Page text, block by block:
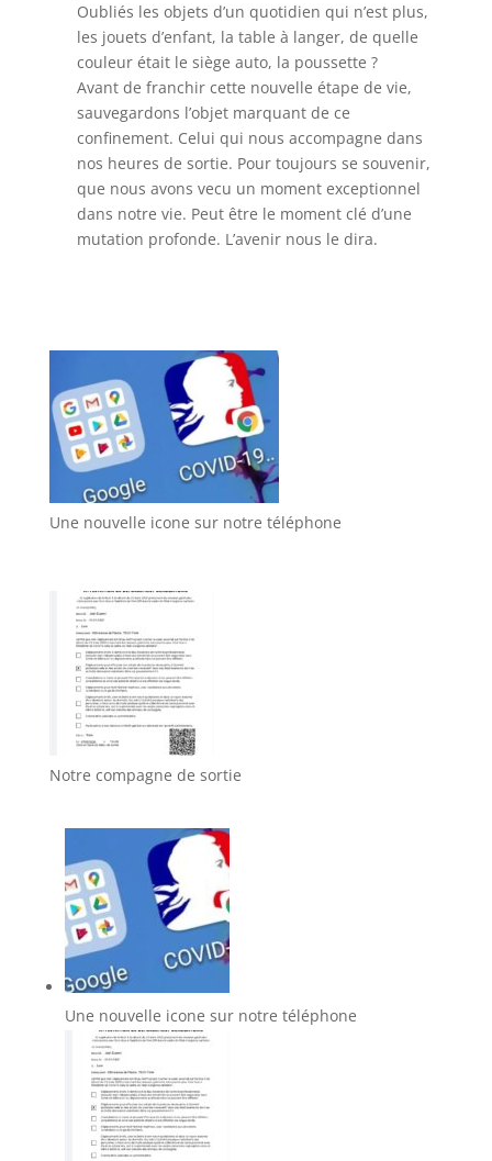
Oubliés les objets d’un quotidien qui n’est plus,
les jouets d’enfant, la table à langer, de quelle
couleur était le siège auto, la poussette ?
Avant de franchir cette nouvelle étape de vie,
sauvegardons l’objet marquant de ce
confinement. Celui qui nous accompagne dans
nos heures de sortie. Pour toujours se souvenir,
que nous avons vecu un moment exceptionnel
dans notre vie. Peut être le moment clé d’une
mutation profonde. L’avenir nous le dira.
Une nouvelle icone sur notre téléphone
Notre compagne de sortie
Une nouvelle icone sur notre téléphone